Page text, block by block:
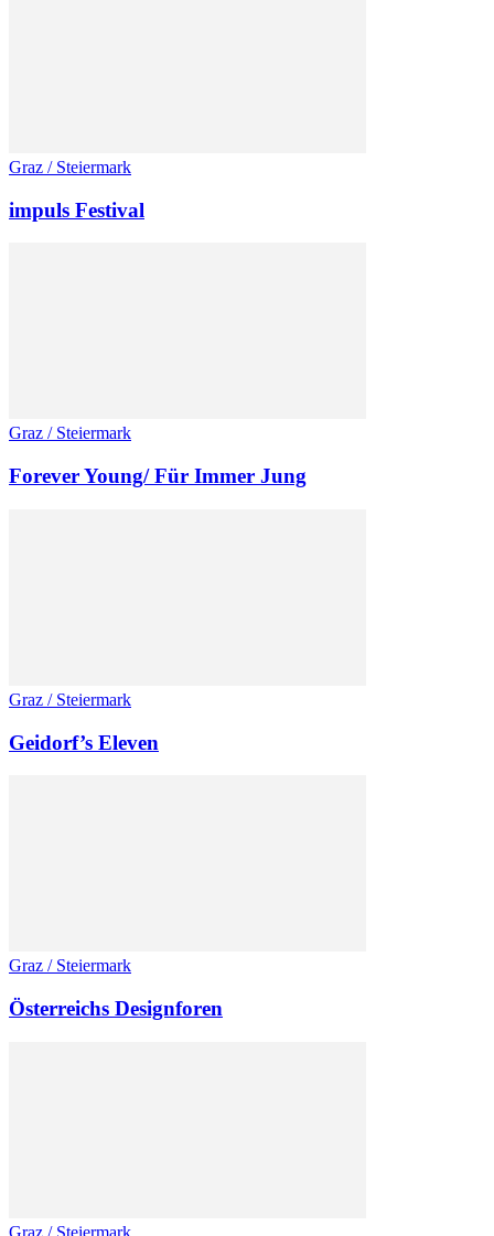
Graz / Steiermark
impuls Festival
Graz / Steiermark
Forever Young/ Für Immer Jung
Graz / Steiermark
Geidorf’s Eleven
Graz / Steiermark
Österreichs Designforen
Graz / Steiermark